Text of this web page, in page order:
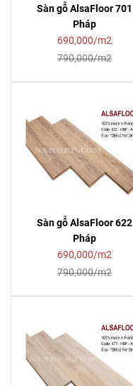
Sàn gỗ AlsaFloor 701
Pháp
690,000/m2
790,000/m2
Sàn gỗ AlsaFloor 622
Pháp
690,000/m2
790,000/m2